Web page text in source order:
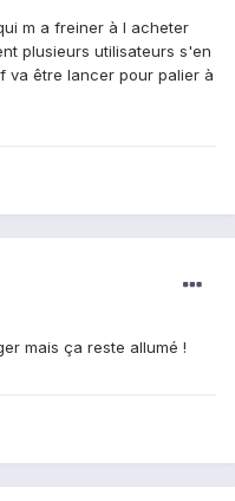
m a freiner à l acheter
plusieurs utilisateurs s'en
va être lancer pour palier à
mais ça reste allumé !